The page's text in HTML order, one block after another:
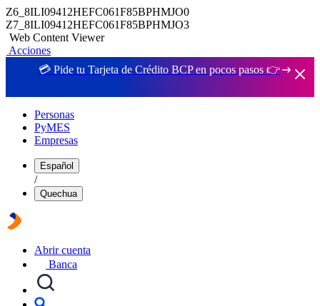
Z6_8ILI09412HEFC061F85BPHMJO0
Z7_8ILI09412HEFC061F85BPHMJO3
Web Content Viewer
Acciones
💳 Pide tu Tarjeta de Crédito BCP en pocos pasos 👉
Personas
PyMES
Empresas
Español
/
Quechua
Abrir cuenta
Banca